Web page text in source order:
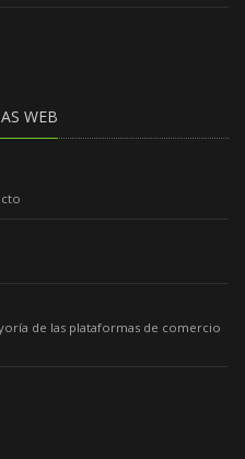
WEB
de las plataformas de comercio